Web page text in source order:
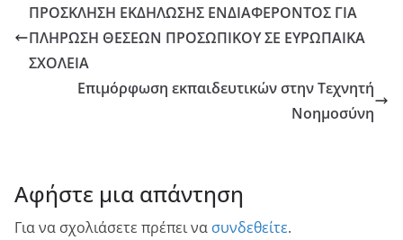
ΠΡΟΣΚΛΗΣΗ ΕΚΔΗΛΩΣΗΣ ΕΝΔΙΑΦΕΡΟΝΤΟΣ ΓΙΑ
ΠΛΗΡΩΣΗ ΘΕΣΕΩΝ ΠΡΟΣΩΠΙΚΟΥ ΣΕ ΕΥΡΩΠΑΙΚΑ
ΣΧΟΛΕΙΑ
Επιμόρφωση εκπαιδευτικών στην Τεχνητή
Νοημοσύνη
Αφήστε μια απάντηση
Για να σχολιάσετε πρέπει να συνδεθείτε.